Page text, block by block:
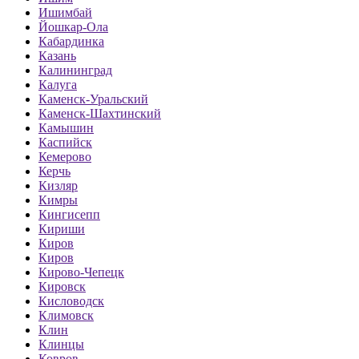
Ишимбай
Йошкар-Ола
Кабардинка
Казань
Калининград
Калуга
Каменск-Уральский
Каменск-Шахтинский
Камышин
Каспийск
Кемерово
Керчь
Кизляр
Кимры
Кингисепп
Кириши
Киров
Киров
Кирово-Чепецк
Кировск
Кисловодск
Климовск
Клин
Клинцы